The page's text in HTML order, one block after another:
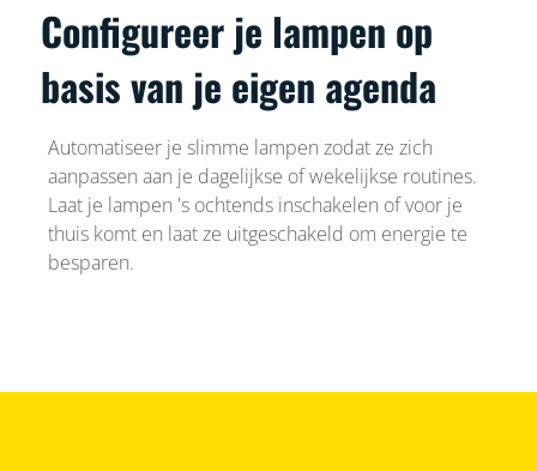
Configureer je lampen op
basis van je eigen agenda
Automatiseer je slimme lampen zodat ze zich
aanpassen aan je dagelijkse of wekelijkse routines.
Laat je lampen 's ochtends inschakelen of voor je
thuis komt en laat ze uitgeschakeld om energie te
besparen.